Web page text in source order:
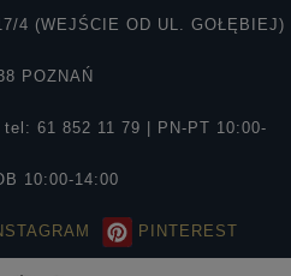
4 (WEJŚCIE OD UL. GOŁĘBIEJ)
POZNAŃ
tel: 61 852 11 79 | PN-PT 10:00-
10:00-14:00
PINTEREST